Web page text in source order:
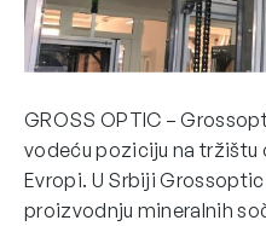
GROSS OPTIC –
vodeću poziciju na tržištu
Evropi. U Srbiji
proizvodnju mineralnih